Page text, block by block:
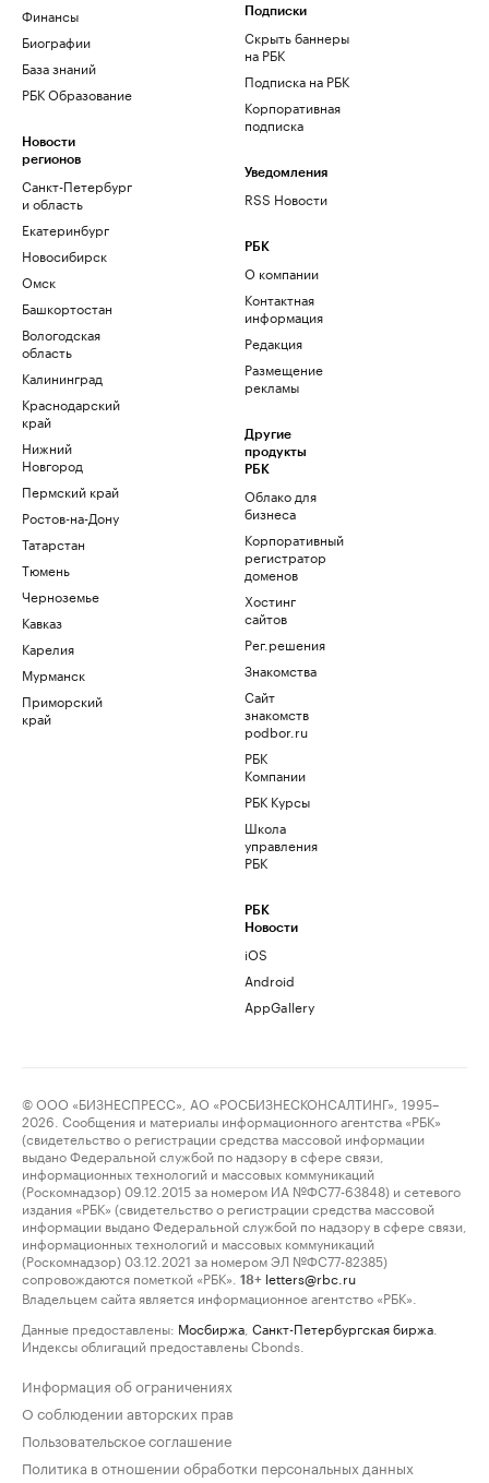
Финансы
Биографии
База знаний
РБК Образование
Новости
регионов
Санкт-Петербург
и область
Екатеринбург
Новосибирск
Омск
Башкортостан
Вологодская
область
Калининград
Краснодарский
край
Нижний
Новгород
Пермский край
Ростов-на-Дону
Татарстан
Тюмень
Черноземье
Кавказ
Карелия
Мурманск
Приморский
край
Подписки
Скрыть баннеры
на РБК
Подписка на РБК
Корпоративная
подписка
Уведомления
RSS Новости
РБК
О компании
Контактная
информация
Редакция
Размещение
рекламы
Другие
продукты
РБК
Облако для
бизнеса
Корпоративный
регистратор
доменов
Хостинг
сайтов
Рег.решения
Знакомства
Сайт
знакомств
podbor.ru
РБК
Компании
РБК Курсы
Школа
управления
РБК
РБК
Новости
iOS
Android
AppGallery
© ООО «БИЗНЕСПРЕСС», АО «РОСБИЗНЕСКОНСАЛТИНГ», 1995–
2026. Сообщения и материалы информационного агентства «РБК»
(свидетельство о регистрации средства массовой информации
выдано Федеральной службой по надзору в сфере связи,
информационных технологий и массовых коммуникаций
(Роскомнадзор) 09.12.2015 за номером ИА №ФС77-63848) и сетевого
издания «РБК» (свидетельство о регистрации средства массовой
информации выдано Федеральной службой по надзору в сфере связи,
информационных технологий и массовых коммуникаций
(Роскомнадзор) 03.12.2021 за номером ЭЛ №ФС77-82385)
сопровождаются пометкой «РБК».
18+ letters@rbc.ru
Владельцем сайта является информационное агентство «РБК».
Данные предоставлены: Мосбиржа Санкт-Петербургская биржа
Индексы облигаций предоставлены Cbonds.
Информация об ограничениях
О соблюдении авторских прав
Пользовательское соглашение
Политика в отношении обработки персональных данных